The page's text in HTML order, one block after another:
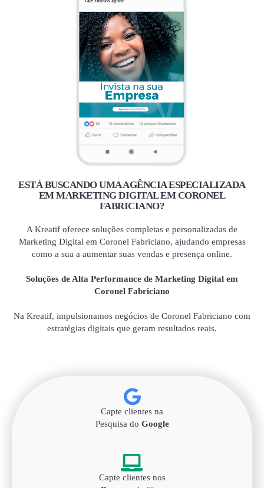
ESTÁ BUSCANDO UMA AGÊNCIA ESPECIALIZADA
EM MARKETING DIGITAL EM CORONEL
FABRICIANO?
A Kreatif oferece soluções completas e personalizadas de
Marketing Digital em Coronel Fabriciano, ajudando empresas
como a sua a aumentar suas vendas e presença online.
Soluções de Alta Performance de Marketing Digital em
Coronel Fabriciano
Na Kreatif, impulsionamos negócios de Coronel Fabriciano com
estratégias digitais que geram resultados reais.
Capte clientes na
Pesquisa do Google
Capte clientes nos